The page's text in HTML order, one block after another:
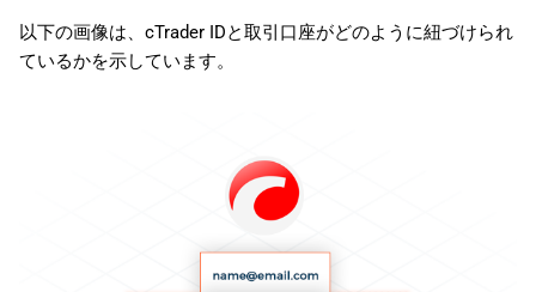
以下の画像は、cTrader IDと取引口座がどのように紐づけられ
ているかを示しています。